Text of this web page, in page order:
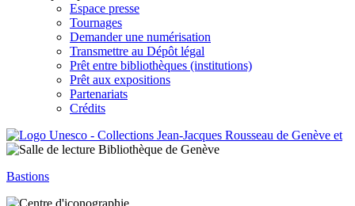
Espace presse
Tournages
Demander une numérisation
Transmettre au Dépôt légal
Prêt entre bibliothèques (institutions)
Prêt aux expositions
Partenariats
Crédits
Bastions